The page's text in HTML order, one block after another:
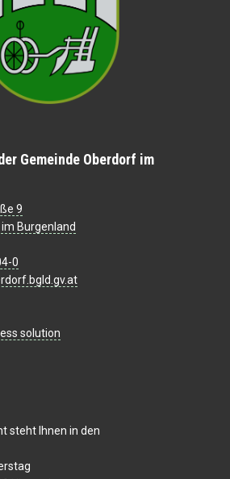
Gemeinde Oberdorf im
9
Burgenland
0
solution
steht Ihnen in den